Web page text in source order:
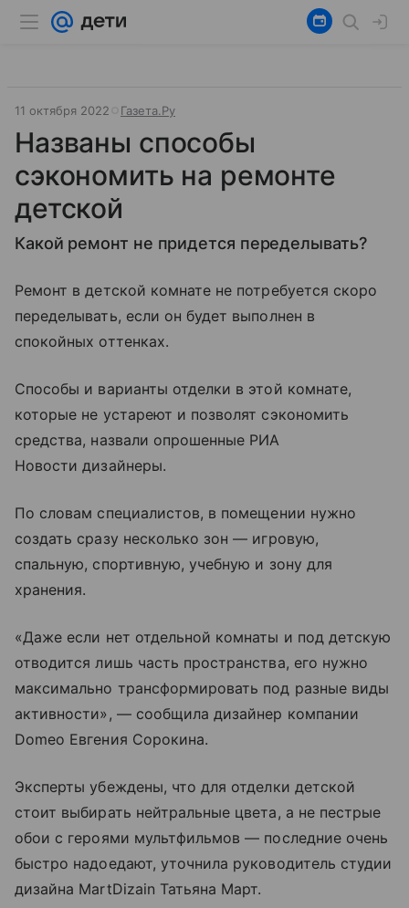
11 октября 2022 Газета.Ру
Названы способы
сэкономить на ремонте
детской
Какой ремонт не придется переделывать?
Ремонт в детской комнате не потребуется скоро
переделывать, если он будет выполнен в
спокойных оттенках.
Способы и варианты отделки в этой комнате,
которые не устареют и позволят сэкономить
средства, назвали опрошенные РИА
Новости дизайнеры.
По словам специалистов, в помещении нужно
создать сразу несколько зон — игровую,
спальную, спортивную, учебную и зону для
хранения.
«Даже если нет отдельной комнаты и под детскую
отводится лишь часть пространства, его нужно
максимально трансформировать под разные виды
активности», — сообщила дизайнер компании
Domeo Евгения Сорокина.
Эксперты убеждены, что для отделки детской
стоит выбирать нейтральные цвета, а не пестрые
обои с героями мультфильмов — последние очень
быстро надоедают, уточнила руководитель студии
дизайна MartDizain Татьяна Март.